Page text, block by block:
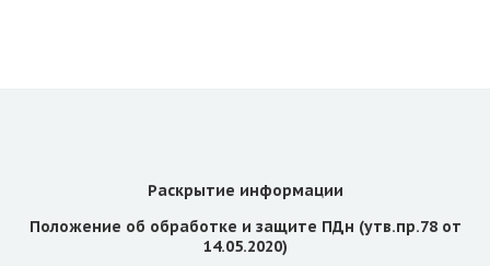
Раскрытие информации
Положение об обработке и защите ПДн (утв.пр.78 от
14.05.2020)